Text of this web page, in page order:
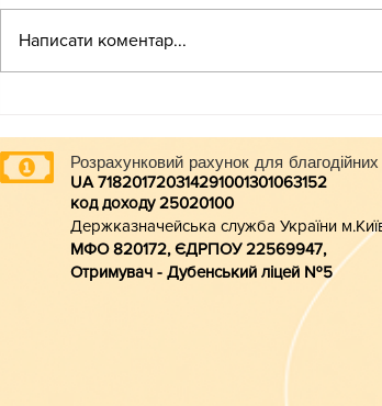
Написати коментар...
Розрахунковий рахунок для благодійних
UA 718201720314291001301063152
код доходу 25020100
Держказначейська служба України
МФО 820172, ЄДРПОУ 22569947,
Отримувач - Дубенський ліцей №5